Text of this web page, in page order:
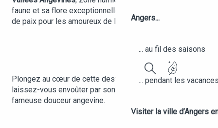
Angers...
... au fil des saisons
... pendant les
Visiter la ville d’Angers
Recherche
faune et sa flore exceptionnelles, sont un véritable havre
de paix pour les amoureux de la nature.
Plongez au cœur de cette destination d’exception et
laissez-vous envoûter par son charme authentique et la
fameuse douceur angevine.